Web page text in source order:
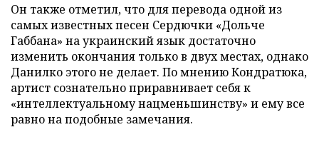
Он также отметил, что для перевода одной из
самых известных песен Сердючки «Дольче
Габбана» на украинский язык достаточно
изменить окончания только в двух местах, однако
Данилко этого не делает. По мнению Кондратюка,
артист сознательно приравнивает себя к
«интеллектуальному нацменьшинству» и ему все
равно на подобные замечания.